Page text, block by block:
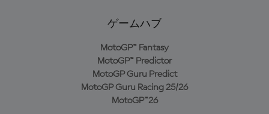
ゲームハブ
MotoGP™ Fantasy
MotoGP™ Predictor
MotoGP Guru Predict
MotoGP Guru Racing 25/26
MotoGP™26